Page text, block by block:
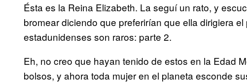
Ésta es la Reina Elizabeth. La seguí un rato, y
bromear diciendo que preferirían que ella dirigiera
estadunidenses son raros: parte 2.
Eh, no creo que hayan tenido de estos en la Edad
bolsos, y ahora toda mujer en el planeta esconde